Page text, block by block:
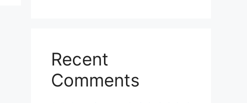
Recent
Comments